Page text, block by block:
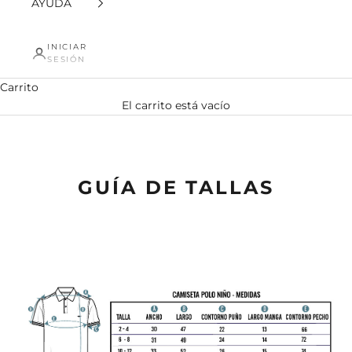
AYUDA
INICIAR
SESIÓN
Carrito
El carrito está vacío
GUÍA DE TALLAS